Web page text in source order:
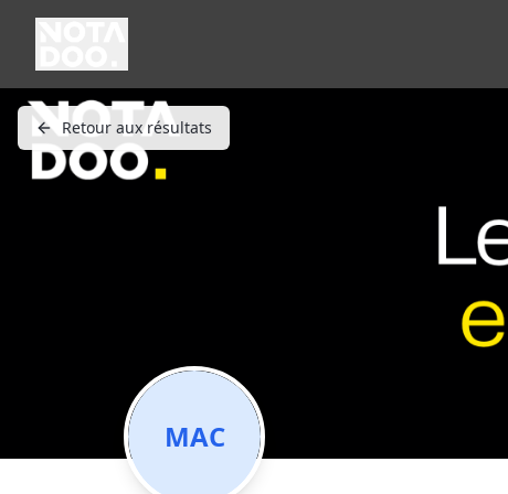
Retour aux résultats
MAC